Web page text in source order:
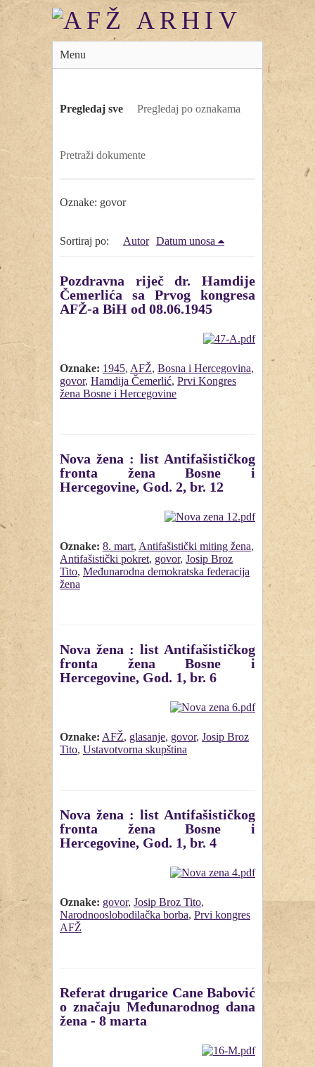
Menu
Pregledaj sve Pregledaj po oznakama
Pretraži dokumente
Oznake: govor
Sortiraj po: Autor Datum unosa
Pozdravna riječ dr. Hamdije
Čemerlića sa Prvog kongresa
AFŽ-a BiH od 08.06.1945
Oznake: 1945, AFŽ, Bosna i Hercegovina,
govor, Hamdija Čemerlić, Prvi Kongres
žena Bosne i Hercegovine
Nova žena : list Antifašističkog
fronta žena Bosne i
Hercegovine, God. 2, br. 12
Oznake: 8. mart, Antifašistički miting žena,
Antifašistički pokret, govor, Josip Broz
Tito, Međunarodna demokratska federacija
žena
Nova žena : list Antifašističkog
fronta žena Bosne i
Hercegovine, God. 1, br. 6
Oznake: AFŽ, glasanje, govor, Josip Broz
Tito, Ustavotvorna skupština
Nova žena : list Antifašističkog
fronta žena Bosne i
Hercegovine, God. 1, br. 4
Oznake: govor, Josip Broz Tito,
Narodnooslobodilačka borba, Prvi kongres
AFŽ
Referat drugarice Cane Babović
o značaju Međunarodnog dana
žena - 8 marta